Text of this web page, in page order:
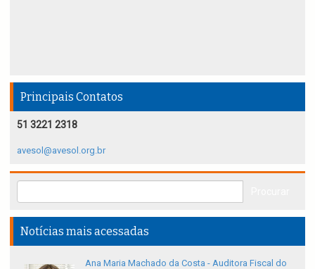
Principais Contatos
51 3221 2318
avesol@avesol.org.br
Notícias mais acessadas
Ana Maria Machado da Costa - Auditora Fiscal do